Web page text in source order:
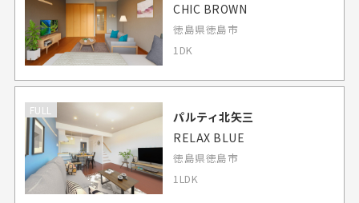
CHIC BROWN
徳島県徳島市
1DK
FULL
パルティ北矢三
RELAX BLUE
徳島県徳島市
1LDK